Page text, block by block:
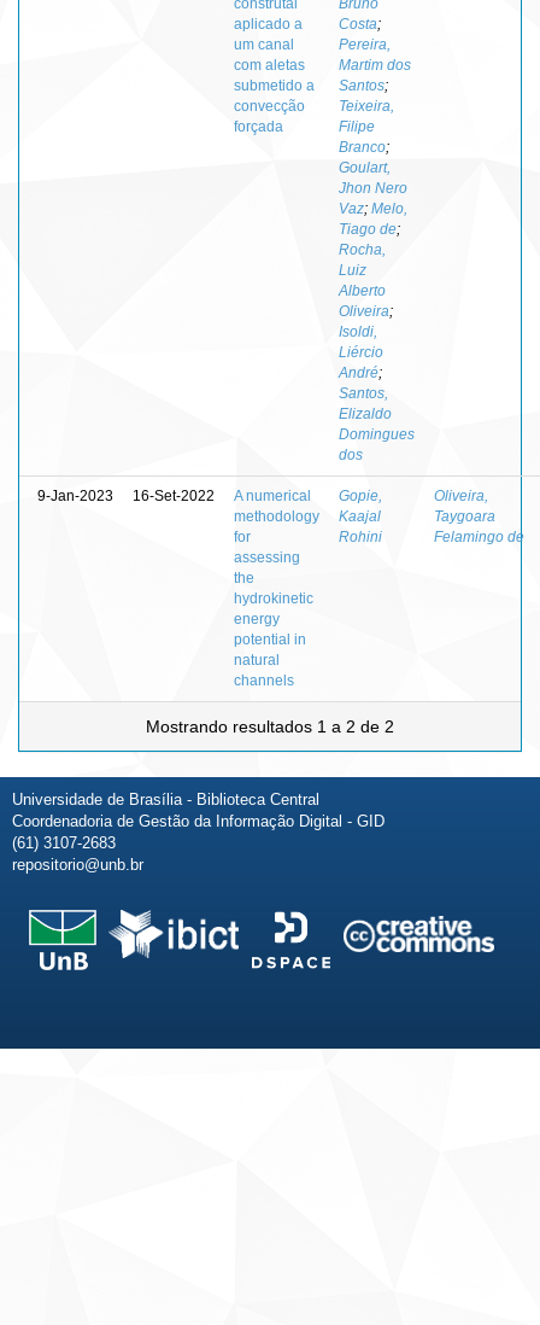
aplicado a
um canal
com aletas
submetido a
convecção
forçada
Costa;
Pereira,
Martim dos
Santos;
Teixeira,
Filipe
Branco;
Goulart,
Jhon Nero
Vaz; Melo,
Tiago de;
Rocha,
Luiz
Alberto
Oliveira;
Isoldi,
Liércio
André;
Santos,
Elizaldo
Domingues
dos
9-Jan-2023 16-Set-2022
A numerical
methodology
for
assessing
the
hydrokinetic
energy
potential in
natural
channels
Gopie,
Kaajal
Rohini
Oliveira,
Taygoara
Felamingo de
Mostrando resultados 1 a 2 de 2
Universidade de Brasília - Biblioteca Central
Coordenadoria de Gestão da Informação Digital - GID
(61) 3107-2683
repositorio@unb.br